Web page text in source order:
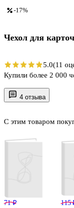
4 отзыва
С этим товаром
71 ₽ 115
-17%
Чехол для
5.0(11
Купили более 2 000